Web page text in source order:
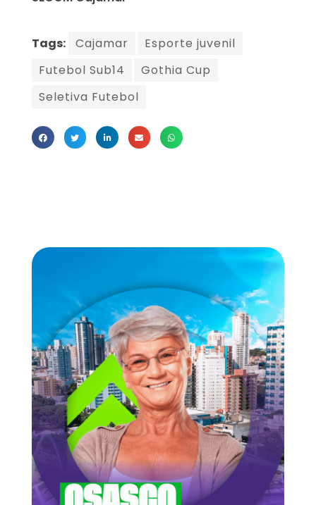
Tags: Cajamar
Esporte juvenil
Futebol Sub14
Gothia Cup
Seletiva Futebol